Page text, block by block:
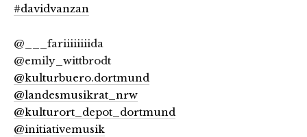
#davidvanzan
@___fariiiiiiiida
@emily_wittbrodt
@kulturbuero.dortmund
@landesmusikrat_nrw
@kulturort_depot_dortmund
@initiativemusik